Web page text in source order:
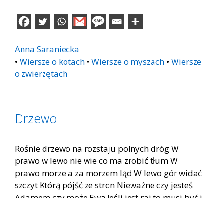
Anna Saraniecka
• Wiersze o kotach • Wiersze o myszach • Wiersze
o zwierzętach
Drzewo
Rośnie drzewo na rozstaju polnych dróg W
prawo w lewo nie wie co ma zrobić tłum W
prawo morze a za morzem ląd W lewo gór widać
szczyt Którą pójść ze stron Nieważne czy jesteś